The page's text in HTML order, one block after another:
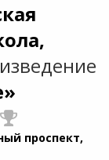
проспект,